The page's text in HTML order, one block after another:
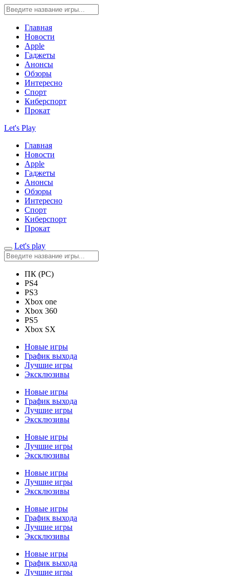
Главная
Новости
Apple
Гаджеты
Анонсы
Обзоры
Интересно
Спорт
Киберспорт
Прокат
Let's Play
Главная
Новости
Apple
Гаджеты
Анонсы
Обзоры
Интересно
Спорт
Киберспорт
Прокат
Let's play
ПК (PC)
PS4
PS3
Xbox one
Xbox 360
PS5
Xbox SX
Новые игры
График выхода
Лучшие игры
Эксклюзивы
Новые игры
График выхода
Лучшие игры
Эксклюзивы
Новые игры
Лучшие игры
Эксклюзивы
Новые игры
Лучшие игры
Эксклюзивы
Новые игры
График выхода
Лучшие игры
Эксклюзивы
Новые игры
График выхода
Лучшие игры